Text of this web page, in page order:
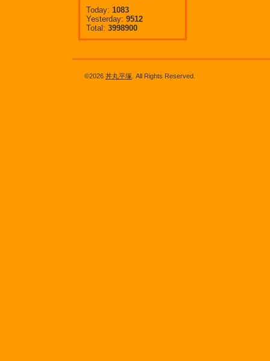
Today: 1083
Yesterday: 9512
Total: 3998900
©2026 丼丸平塚 . All Rights Reserved.